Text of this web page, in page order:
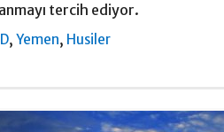
tercih ediyor.
,Yemen, Husiler